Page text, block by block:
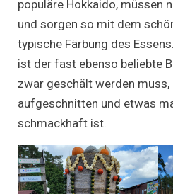
populäre Hokkaido, müssen
und sorgen so mit dem
typische Färbung des
ist der fast ebenso beliebte
zwar geschält werden muss,
aufgeschnitten und etwas
schmackhaft ist.